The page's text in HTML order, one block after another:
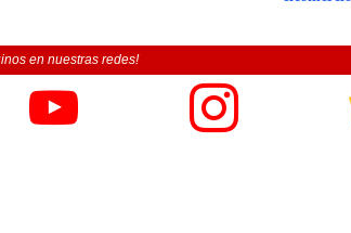
en nuestras redes!